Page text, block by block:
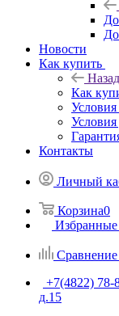
Новости
Как купить
Назад
Как
Условия
Контакты
Личный
Корзина0
Сравнение
+7(4822) 78-
д.15